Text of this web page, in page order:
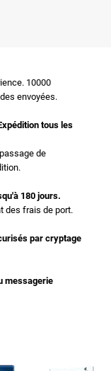
10000
envoyées.
tous les
de
180 jours.
des frais de port.
par cryptage
messagerie